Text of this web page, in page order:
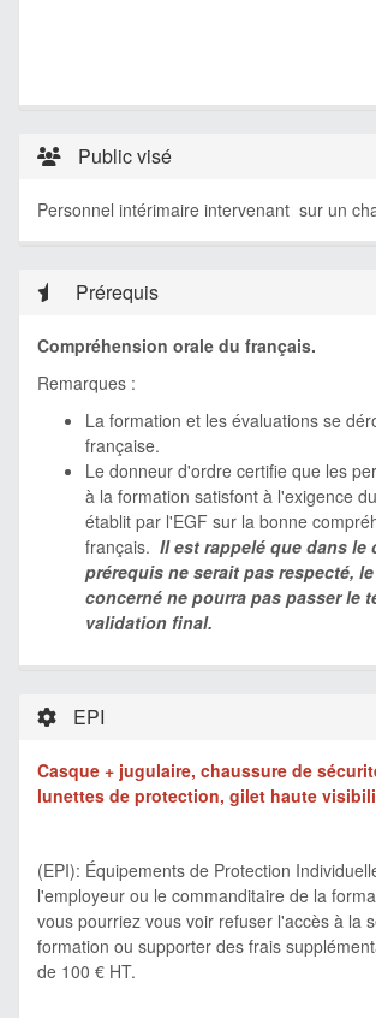
Public visé
Personnel intérimaire intervenant sur un
Prérequis
Compréhension orale du français.
Remarques :
La formation et les évaluations se
française.
Le donneur d'ordre certifie que les
à la formation satisfont à l'exigence
établit par l'EGF sur la bonne
français. Il est rappelé que dans le
prérequis ne serait pas respecté,
concerné ne pourra pas passer le
validation final.
EPI
Casque + jugulaire, chaussure de
lunettes de protection, gilet haute
(EPI): Équipements de Protection
l'employeur ou le commanditaire de la
vous pourriez vous voir refuser l'accès à la
formation ou supporter des frais
de 100 € HT.